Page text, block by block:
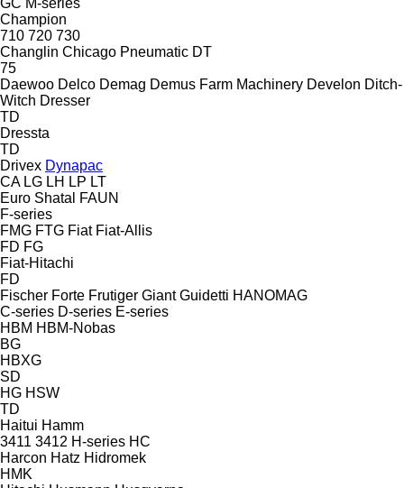
Champion
710 720 730
Changlin Chicago Pneumatic DT
75
Daewoo Delco Demag Demus Farm Machinery Develon Ditch-
Witch Dresser
TD
Dressta
TD
Drivex Dynapac
CA LG LH LP LT
Euro Shatal
FAUN
F-series
FMG FTG Fiat Fiat-Allis
FD FG
Fiat-Hitachi
FD
Fischer Forte Frutiger Giant Guidetti HANOMAG
C-series D-series E-series
HBM HBM-Nobas
BG
HBXG
SD
HG HSW
TD
Haitui Hamm
3411 3412 H-series HC
Harcon Hatz Hidromek
HMK